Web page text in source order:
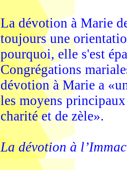
La dévotion à Marie
toujours une
pourquoi, elle s'est
Congrégations
dévotion à Marie a
les moyens
charité et de zèle».
La dévotion à